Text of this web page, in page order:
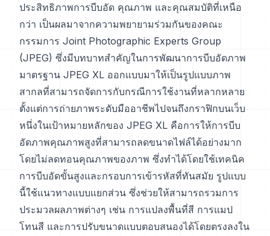
ประสิทธิภาพการบีบอัด คุณภาพ และคุณสมบัติที่เหนือ
กว่า เป็นผลมาจากความพยายามร่วมกันของคณะ
กรรมการ Joint Photographic Experts Group
(JPEG) ซึ่งมีบทบาทสำคัญในการพัฒนาการบีบอัดภาพ
มาตรฐาน JPEG XL ออกแบบมาให้เป็นรูปแบบภาพ
สากลที่สามารถจัดการกับกรณีการใช้งานที่หลากหลาย
ตั้งแต่การถ่ายภาพระดับมืออาชีพไปจนถึงกราฟิกบนเว็บ
หนึ่งในเป้าหมายหลักของ JPEG XL คือการให้การบีบ
อัดภาพคุณภาพสูงที่สามารถลดขนาดไฟล์ได้อย่างมาก
โดยไม่ลดทอนคุณภาพของภาพ ซึ่งทำได้โดยใช้เทคนิค
การบีบอัดขั้นสูงและกรอบการเข้ารหัสที่ทันสมัย รูปแบบ
นี้ใช้แนวทางแบบแยกส่วน ซึ่งช่วยให้สามารถรวมการ
ประมวลผลภาพต่างๆ เช่น การแปลงพื้นที่สี การแมป
โทนสี และการปรับขนาดแบบตอบสนองได้โดยตรงลงใน